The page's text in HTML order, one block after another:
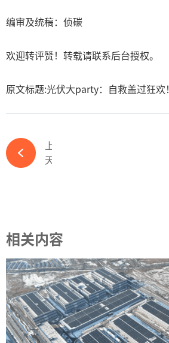
编审及统稿：侦碳
欢迎转评赞！转载请联系后台授权。
原文标题:光伏大party：自救盖过狂欢！
相关内容